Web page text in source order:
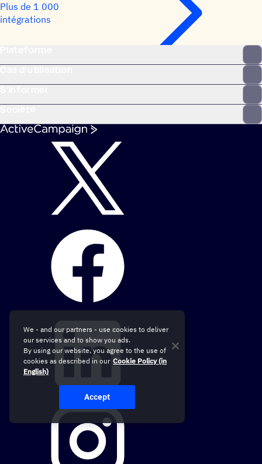
Plus de 1 000
intégrations
We - and our partners - use cookies to deliver
our services and to show you ads.
By using our website, you agree to the use of
cookies as described in our Cookie Policy (in
English)
Accept